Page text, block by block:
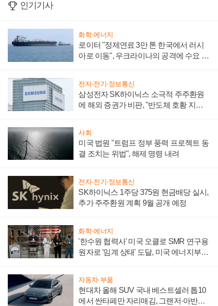
인기기사
화학·에너지
로이터 "정제연료 3만 톤 한국에서 러시
아로 이동", 우크라이나의 공격에 수요 늘
전자·전기·정보통신
삼성전자 SK하이닉스 소극적 주주환원
에 해외 증권가 비판, "반도체 호황 지속
사회
미국 법원 "트럼프 정부 풍력 프로젝트 동
결 조치는 위법", 해제 명령 내려
전자·전기·정보통신
SK하이닉스 1주당 375원 현금배당 실시,
추가 주주환원 계획 9월 공개 예정
화학·에너지
'한수원 협력사' 미국 오클로 SMR 연구용
원자로 '임계 상태' 도달, 미국 에너지부
자동차·부품
현대차 올해 SUV 국내 베스트셀러 톱10
에서 싼타페만 자리매김, 그랜저·아반떼